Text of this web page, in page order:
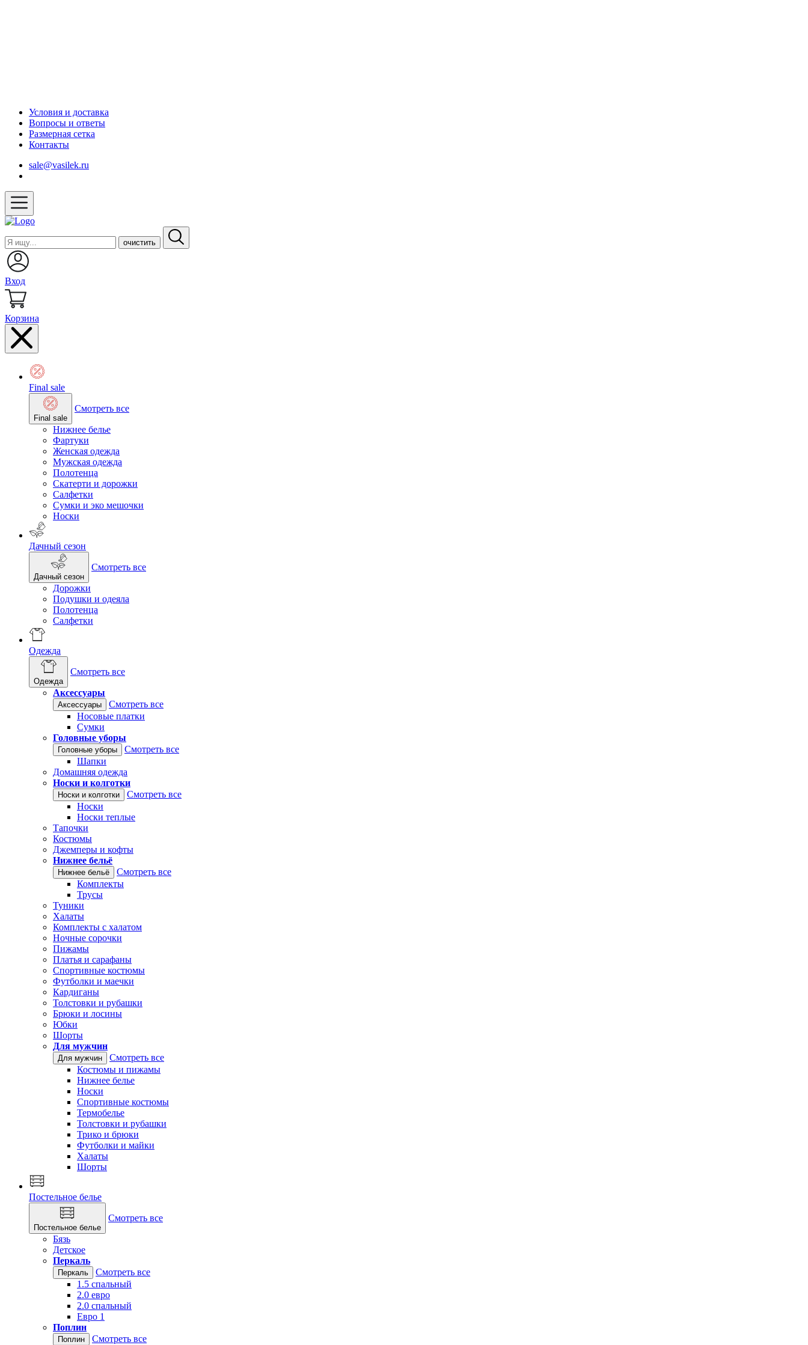
Условия и доставка
Вопросы и ответы
Размерная сетка
Контакты
sale@vasilek.ru
очистить
Вход
Корзина
Final sale
Final sale
Смотреть все
Нижнее белье
Фартуки
Женская одежда
Мужская одежда
Полотенца
Скатерти и дорожки
Салфетки
Сумки и эко мешочки
Носки
Дачный сезон
Дачный сезон
Смотреть все
Дорожки
Подушки и одеяла
Полотенца
Салфетки
Одежда
Одежда
Смотреть все
Аксессуары
Аксессуары
Смотреть все
Носовые платки
Сумки
Головные уборы
Головные уборы
Смотреть все
Шапки
Домашняя одежда
Носки и колготки
Носки и колготки
Смотреть все
Носки
Носки теплые
Тапочки
Костюмы
Джемперы и кофты
Нижнее бельё
Нижнее бельё
Смотреть все
Комплекты
Трусы
Туники
Халаты
Комплекты с халатом
Ночные сорочки
Пижамы
Платья и сарафаны
Спортивные костюмы
Футболки и маечки
Кардиганы
Толстовки и рубашки
Брюки и лосины
Юбки
Шорты
Для мужчин
Для мужчин
Смотреть все
Костюмы и пижамы
Нижнее белье
Носки
Спортивные костюмы
Термобелье
Толстовки и рубашки
Трико и брюки
Футболки и майки
Халаты
Шорты
Постельное белье
Постельное белье
Смотреть все
Бязь
Детское
Перкаль
Перкаль
Смотреть все
1.5 спальный
2.0 евро
2.0 спальный
Евро 1
Поплин
Поплин
Смотреть все